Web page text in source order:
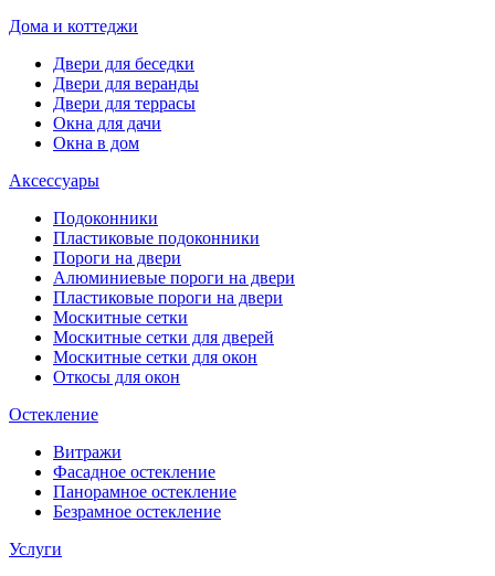
Дома и коттеджи
Двери для беседки
Двери для веранды
Двери для террасы
Окна для дачи
Окна в дом
Аксессуары
Подоконники
Пластиковые подоконники
Пороги на двери
Алюминиевые пороги на двери
Пластиковые пороги на двери
Москитные сетки
Москитные сетки для дверей
Москитные сетки для окон
Откосы для окон
Остекление
Витражи
Фасадное остекление
Панорамное остекление
Безрамное остекление
Услуги